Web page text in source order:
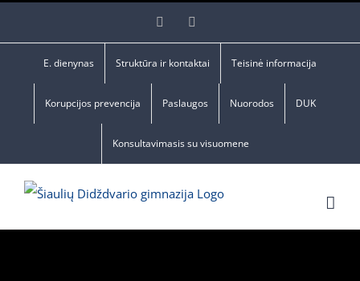
Facebook
E. dienynas Struktūra ir kontaktai Teisinė informacija
Korupcijos prevencija Paslaugos Nuorodos DUK
Konsultavimasis su visuomene